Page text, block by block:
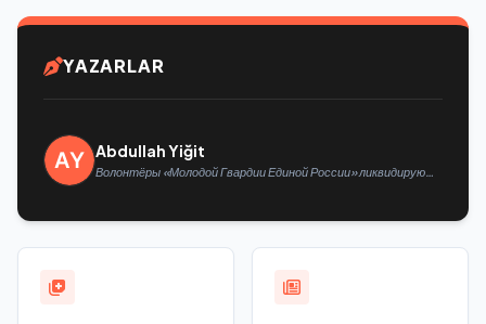
YAZARLAR
Abdullah Yiğit
Волонтёры «Молодой Гвардии Единой России» ликвидируют